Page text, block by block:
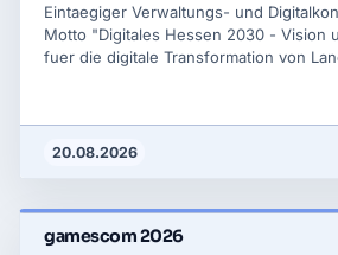
Eintaegiger Verwaltungs- und
Motto "Digitales Hessen 2030 - Vision
fuer die digitale Transformation von
Souveraenitaet. Mit Fachvortraegen,
und begleitender Ausstellung.
20.08.2026
gamescom 2026